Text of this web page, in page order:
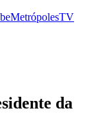
MetrópolesTV
da